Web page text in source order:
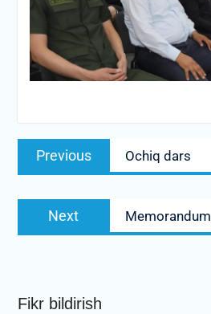
Post
menyusi
Previous
Previous
post:
Ochiq dars
Next
post:
Memorandum
Fikr bildirish